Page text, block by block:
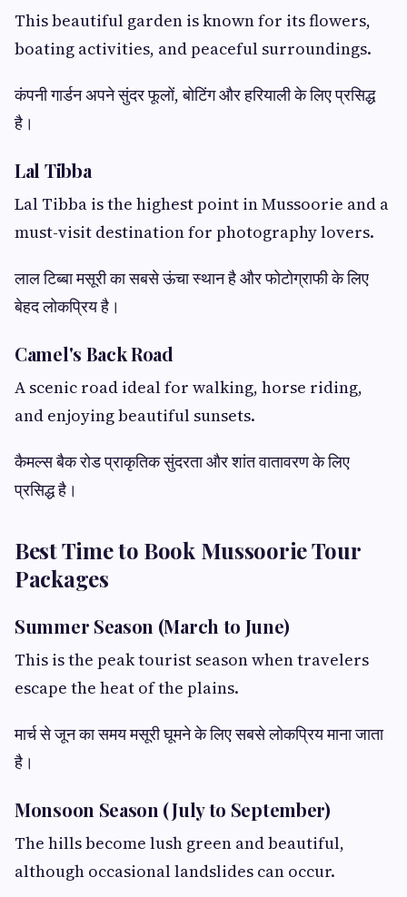
This beautiful garden is known for its flowers,
boating activities, and peaceful surroundings.
कंपनी गार्डन अपने सुंदर फूलों, बोटिंग और हरियाली के लिए प्रसिद्ध
है।
Lal Tibba
Lal Tibba is the highest point in Mussoorie and a
must-visit destination for photography lovers.
लाल टिब्बा मसूरी का सबसे ऊंचा स्थान है और फोटोग्राफी के लिए
बेहद लोकप्रिय है।
Camel's Back Road
A scenic road ideal for walking, horse riding,
and enjoying beautiful sunsets.
कैमल्स बैक रोड प्राकृतिक सुंदरता और शांत वातावरण के लिए
प्रसिद्ध है।
Best Time to Book Mussoorie Tour
Packages
Summer Season (March to June)
This is the peak tourist season when travelers
escape the heat of the plains.
मार्च से जून का समय मसूरी घूमने के लिए सबसे लोकप्रिय माना जाता
है।
Monsoon Season (July to September)
The hills become lush green and beautiful,
although occasional landslides can occur.